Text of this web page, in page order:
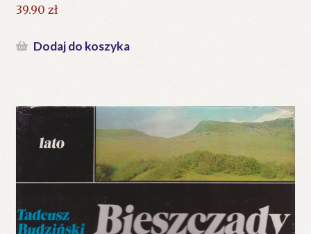
39.90 zł
Dodaj do koszyka